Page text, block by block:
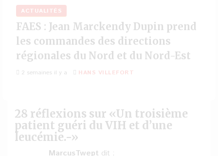
ACTUALITÉS
FAES : Jean Marckendy Dupin prend
les commandes des directions
régionales du Nord et du Nord-Est
2 semaines il y a HANS VILLEFORT
28 réflexions sur «Un troisième
patient guéri du VIH et d’une
leucémie.-»
MarcusTwept dit :